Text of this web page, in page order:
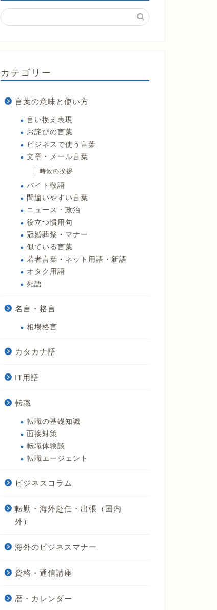
カテゴリー
言葉の意味と使い方
言い換え表現
お詫びの言葉
ビジネスで使う言葉
文章・メール言葉
時候の挨拶
バイト敬語
間違いやすい言葉
ニュース・政治
役立つ慣用句
冠婚葬祭・マナー
似ている言葉
若者言葉・ネット用語・新語
オタク用語
死語
名言・格言
相場格言
カタカナ語
IT用語
転職
転職の基礎知識
面接対策
転職体験談
転職エージェント
ビジネスコラム
転勤・海外赴任・出張（国内
外）
海外のビジネスマナー
資格・通信講座
暦・カレンダー